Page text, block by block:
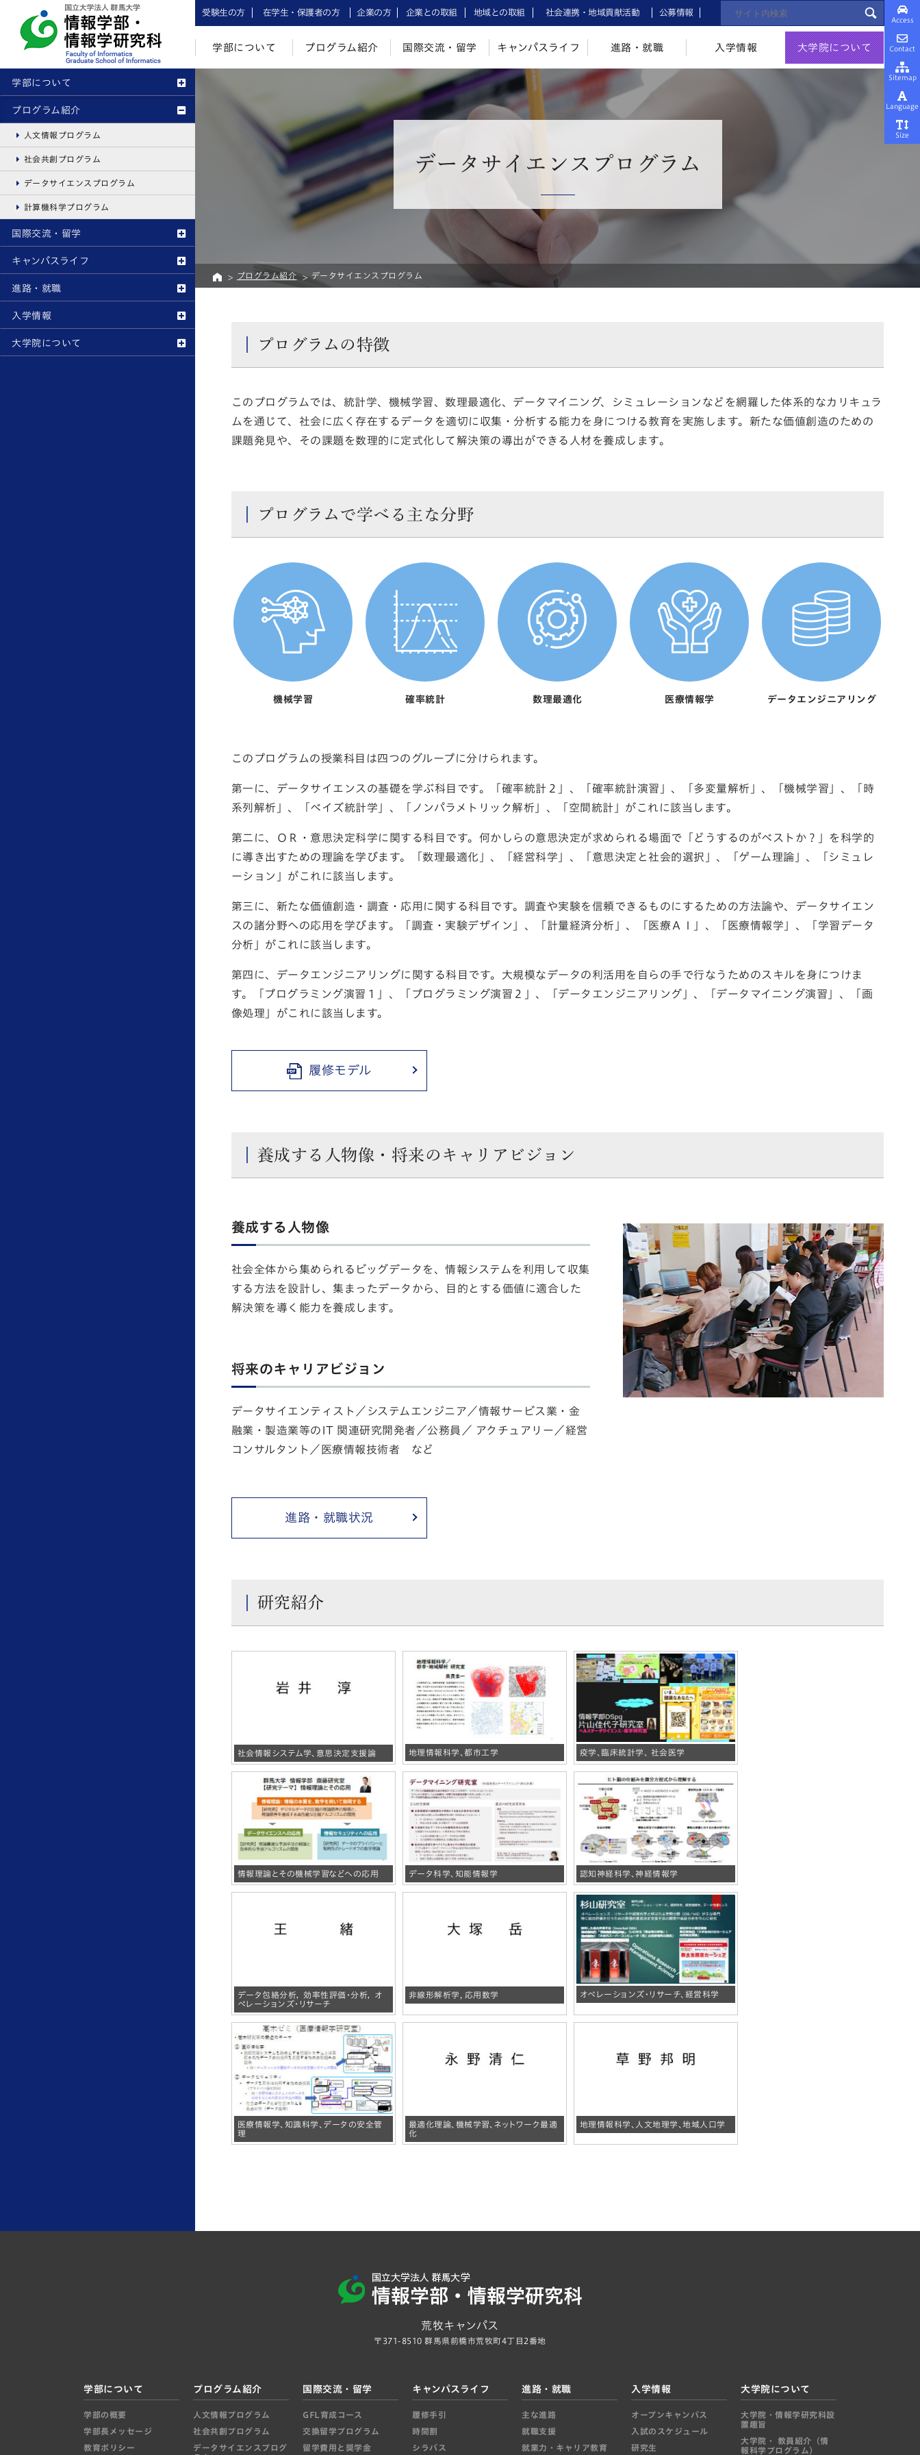
受験生の方 在学生・保護者の方 企業の方 企業との取組 地域との取組 社会連携・地域貢献活動 公募情報
学部について プログラム紹介 国際交流・留学 キャンパスライフ 進路・就職 入学情報 大学院について
Access
Contact
Sitemap
Language
Size
学部について
プログラム紹介
人文情報プログラム
社会共創プログラム
データサイエンスプログラム
計算機科学プログラム
国際交流・留学
キャンパスライフ
進路・就職
入学情報
大学院について
データサイエンスプログラム
プログラム紹介 データサイエンスプログラム
プログラムの特徴
このプログラムでは、統計学、機械学習、数理最適化、データマイニング、シミュレーションなどを網羅した体系的なカリキュラ
ムを通じて、社会に広く存在するデータを適切に収集・分析する能力を身につける教育を実施します。新たな価値創造のための
課題発見や、その課題を数理的に定式化して解決策の導出ができる人材を養成します。
プログラムで学べる主な分野
機械学習 確率統計 数理最適化 医療情報学 データエンジニアリング
このプログラムの授業科目は四つのグループに分けられます。
第一に、データサイエンスの基礎を学ぶ科目です。「確率統計２」、「確率統計演習」、「多変量解析」、「機械学習」、「時
系列解析」、「ベイズ統計学」、「ノンパラメトリック解析」、「空間統計」がこれに該当します。
第二に、ＯＲ・意思決定科学に関する科目です。何かしらの意思決定が求められる場面で「どうするのがベストか？」を科学的
に導き出すための理論を学びます。「数理最適化」、「経営科学」、「意思決定と社会的選択」、「ゲーム理論」、「シミュレ
ーション」がこれに該当します。
第三に、新たな価値創造・調査・応用に関する科目です。調査や実験を信頼できるものにするための方法論や、データサイエン
スの諸分野への応用を学びます。「調査・実験デザイン」、「計量経済分析」、「医療ＡＩ」、「医療情報学」、「学習データ
分析」がこれに該当します。
第四に、データエンジニアリングに関する科目です。大規模なデータの利活用を自らの手で行なうためのスキルを身につけま
す。「プログラミング演習１」、「プログラミング演習２」、「データエンジニアリング」、「データマイニング演習」、「画
像処理」がこれに該当します。
履修モデル
養成する人物像・将来のキャリアビジョン
養成する人物像
社会全体から集められるビッグデータを、情報システムを利用して収集
する方法を設計し、集まったデータから、目的とする価値に適合した
解決策を導く能力を養成します。
将来のキャリアビジョン
データサイエンティスト／システムエンジニア／情報サービス業・金
融業・製造業等のIT 関連研究開発者／公務員／ アクチュアリー／経営
コンサルタント／医療情報技術者 など
進路・就職状況
研究紹介
社会情報システム学、意思決定支援論 地理情報科学、都市工学 疫学、臨床統計学、 社会医学
情報理論とその機械学習などへの応用 データ科学、知能情報学 認知神経科学、神経情報学
データ包絡分析， 効率性評価・分析， オ
ペレーションズ・リサーチ
非線形解析学, 応用数学 オペレーションズ・リサーチ、経営科学
医療情報学、知識科学、データの安全管
理
最適化理論、機械学習、ネットワーク最適
化
地理情報科学、人文地理学、地域人口学
荒牧キャンパス
〒371-8510 群馬県前橋市荒牧町4丁目2番地
学部について
学部の概要
学部長メッセージ
教育ポリシー
プログラム紹介
人文情報プログラム
社会共創プログラム
データサイエンスプログ
国際交流・留学
GFL育成コース
交換留学プログラム
留学費用と奨学金
キャンパスライフ
履修手引
時間割
シラバス
進路・就職
主な進路
就職支援
就業力・キャリア教育
入学情報
オープンキャンパス
入試のスケジュール
研究生
大学院について
大学院・情報学研究科設
置趣旨
大学院・ 教員紹介（情
報科学プログラム）